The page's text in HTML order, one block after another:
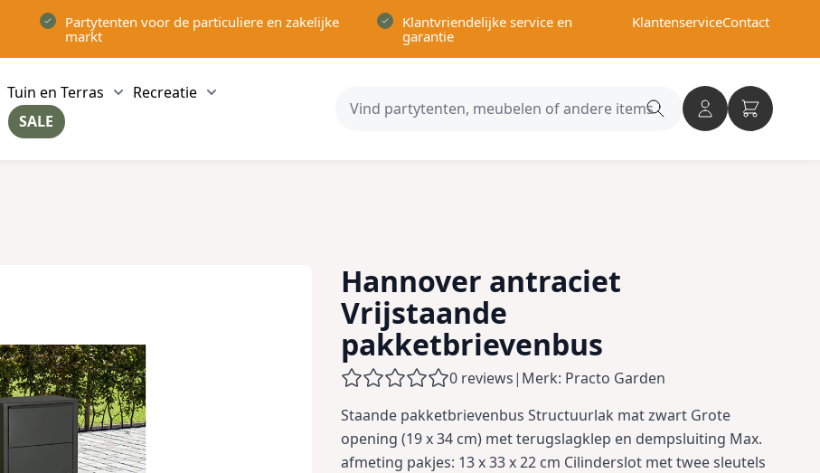
Partytenten voor de particuliere en zakelijke
markt
Klantvriendelijke service en
garantie
KlantenserviceContact
Show submenu for Partytenten category
Tuin en Terras
Show submenu for Tuin en Terras category
Recreatie
Show submenu for Recreatie category
Show submenu for Voor in Huis category
SALE
Search
Hannover antraciet
Vrijstaande
pakketbrievenbus
0 reviews| Merk: Practo Garden
Staande pakketbrievenbus Structuurlak mat zwart Grote
opening (19 x 34 cm) met terugslagklep en dempsluiting Max.
afmeting pakjes: 13 x 33 x 22 cm Cilinderslot met twee sleutels